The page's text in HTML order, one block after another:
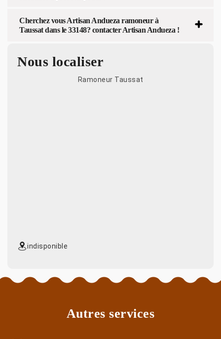
Cherchez vous Artisan Andueza ramoneur à
Taussat dans le 33148? contacter Artisan Andueza !
Nous localiser
Ramoneur Taussat
indisponible
Autres services